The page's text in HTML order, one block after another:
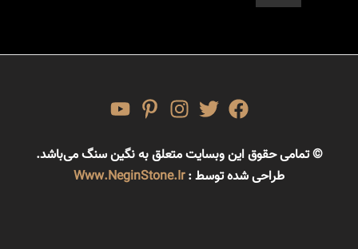
© تمامی حقوق این وبسایت متعلق به نگین سنگ می‌باشد.
طراحی شده توسط :Www.NeginStone.ir